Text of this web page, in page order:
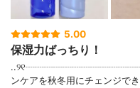
5.00
保湿力ばっちり！
ンケアを秋冬用にチェンジで